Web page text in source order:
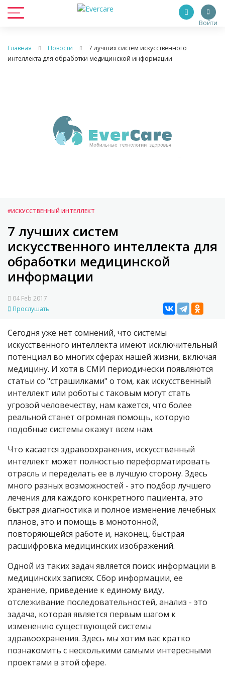
Войти
Главная Новости
7 лучших систем искусственного
интеллекта для обработки медицинской информации
#ИСКУССТВЕННЫЙ ИНТЕЛЛЕКТ
7 лучших систем
искусственного интеллекта для
обработки медицинской
информации
04 Feb 2017
Прослушать
Сегодня уже нет сомнений, что системы
искусственного интеллекта имеют исключительный
потенциал во многих сферах нашей жизни, включая
медицину. И хотя в СМИ периодически появляются
статьи со "страшилками" о том, как искусственный
интеллект или роботы с таковым могут стать
угрозой человечеству, нам кажется, что более
реальной станет огромная помощь, которую
подобные системы окажут всем нам.
Что касается здравоохранения, искусственный
интеллект может полностью переформатировать
отрасль и переделать ее в лучшую сторону. Здесь
много разных возможностей - это подбор лучшего
лечения для каждого конкретного пациента, это
быстрая диагностика и полное изменение лечебных
планов, это и помощь в монотонной,
повторяющейся работе и, наконец, быстрая
расшифровка медицинских изображений.
Одной из таких задач является поиск информации в
медицинских записях. Сбор информации, ее
хранение, приведение к единому виду,
отслеживание последовательностей, анализ - это
задача, которая является первым шагом к
изменению существующей системы
здравоохранения. Здесь мы хотим вас кратко
познакомить с несколькими самыми интересными
проектами в этой сфере.